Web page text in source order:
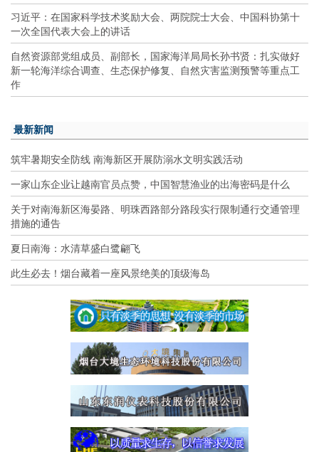
习近平：在国家科学技术奖励大会、两院院士大会、中国科协第十
一次全国代表大会上的讲话
自然资源部党组成员、副部长，国家海洋局局长孙书贤：扎实做好
新一轮海洋综合调查、生态保护修复、自然灾害监测预警等重点工
作
最新新闻
筑牢暑期安全防线 南海新区开展防溺水文明实践活动
一家山东企业让越南官员点赞，中国智慧渔业的出海密码是什么
关于对南海新区海晏路、明珠西路部分路段实行限制通行交通管理
措施的通告
夏日南海：水清草盛白鹭翩飞
此生必去！烟台藏着一座风景绝美的顶级海岛